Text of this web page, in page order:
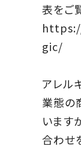
表をご
gic/
アレル
業態の
います
合わせ